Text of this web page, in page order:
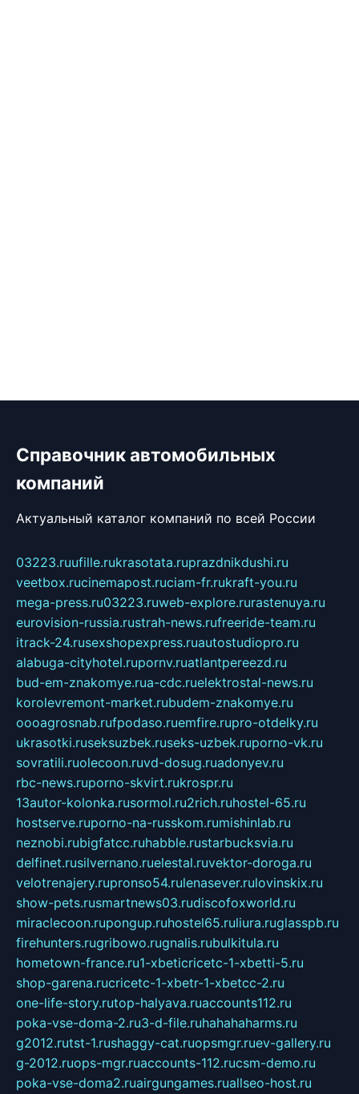
Справочник автомобильных
компаний
Актуальный каталог компаний по всей России
03223.ruufille.rukrasotata.ruprazdnikdushi.ru
veetbox.rucinemapost.ruciam-fr.rukraft-you.ru
mega-press.ru03223.ruweb-explore.rurastenuya.ru
eurovision-russia.rustrah-news.rufreeride-team.ru
itrack-24.rusexshopexpress.ruautostudiopro.ru
alabuga-cityhotel.rupornv.ruatlantpereezd.ru
bud-em-znakomye.rua-cdc.ruelektrostal-news.ru
korolevremont-market.rubudem-znakomye.ru
oooagrosnab.rufpodaso.ruemfire.rupro-otdelky.ru
ukrasotki.ruseksuzbek.ruseks-uzbek.ruporno-vk.ru
sovratili.ruolecoon.ruvd-dosug.ruadonyev.ru
rbc-news.ruporno-skvirt.rukrospr.ru
13autor-kolonka.rusormol.ru2rich.ruhostel-65.ru
hostserve.ruporno-na-russkom.rumishinlab.ru
neznobi.rubigfatcc.ruhabble.rustarbucksvia.ru
delfinet.rusilvernano.ruelestal.ruvektor-doroga.ru
velotrenajery.rupronso54.rulenasever.rulovinskix.ru
show-pets.rusmartnews03.rudiscofoxworld.ru
miraclecoon.rupongup.ruhostel65.ruliura.ruglasspb.ru
firehunters.rugribowo.rugnalis.rubulkitula.ru
hometown-france.ru1-xbeticricetc-1-xbetti-5.ru
shop-garena.rucricetc-1-xbetr-1-xbetcc-2.ru
one-life-story.rutop-halyava.ruaccounts112.ru
poka-vse-doma-2.ru3-d-file.ruhahahaharms.ru
g2012.rutst-1.rushaggy-cat.ruopsmgr.ruev-gallery.ru
g-2012.ruops-mgr.ruaccounts-112.rucsm-demo.ru
poka-vse-doma2.ruairgungames.ruallseo-host.ru